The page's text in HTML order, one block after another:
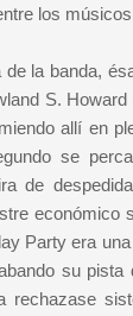
los
la banda,
S.
allí en
se
de
Party era
su